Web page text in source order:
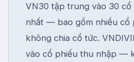
VN30 tập trung vào 30
nhất — bao gồm nhiều cổ
không chia cổ tức.
vào cổ phiếu thu nhập —